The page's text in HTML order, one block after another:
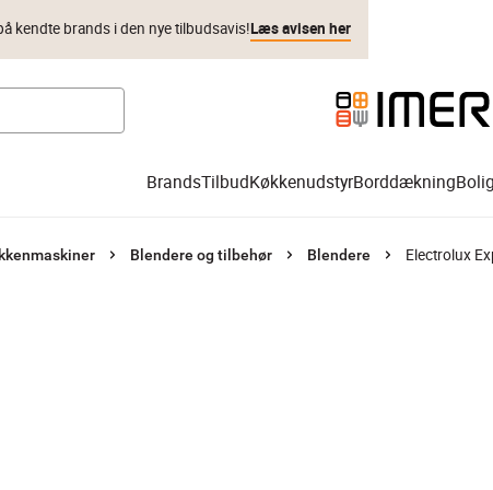
kendte brands i den nye tilbudsavis!Læs avisen her
BrandsTilbudKøkkenudstyrBorddækningBolig
Blendere og tilbehør Blendere Electrolux